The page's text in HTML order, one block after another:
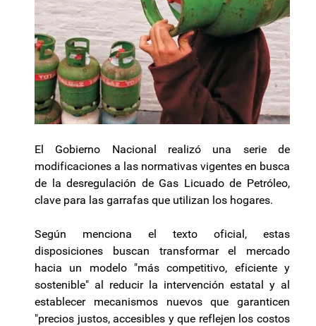
El Gobierno Nacional realizó una serie de
modificaciones a las normativas vigentes en busca
de la desregulación de Gas Licuado de Petróleo,
clave para las garrafas que utilizan los hogares.
Según menciona el texto oficial, estas
disposiciones buscan transformar el mercado
hacia un modelo "más competitivo, eficiente y
sostenible" al reducir la intervención estatal y al
establecer mecanismos nuevos que garanticen
"precios justos, accesibles y que reflejen los costos